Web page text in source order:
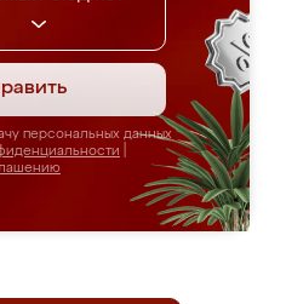
персональных данных